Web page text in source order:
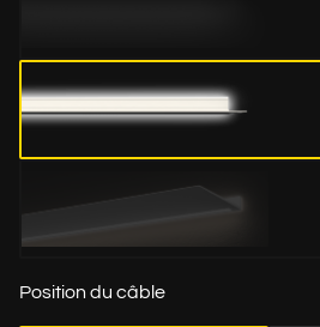
Position du câble